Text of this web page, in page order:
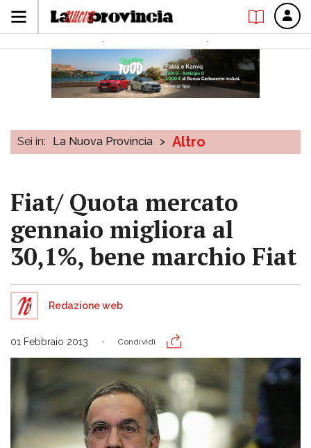
Sei in: La Nuova Provincia > Altro
Fiat/ Quota mercato
gennaio migliora al
30,1%, bene marchio Fiat
Redazione web
01 Febbraio 2013 Condividi